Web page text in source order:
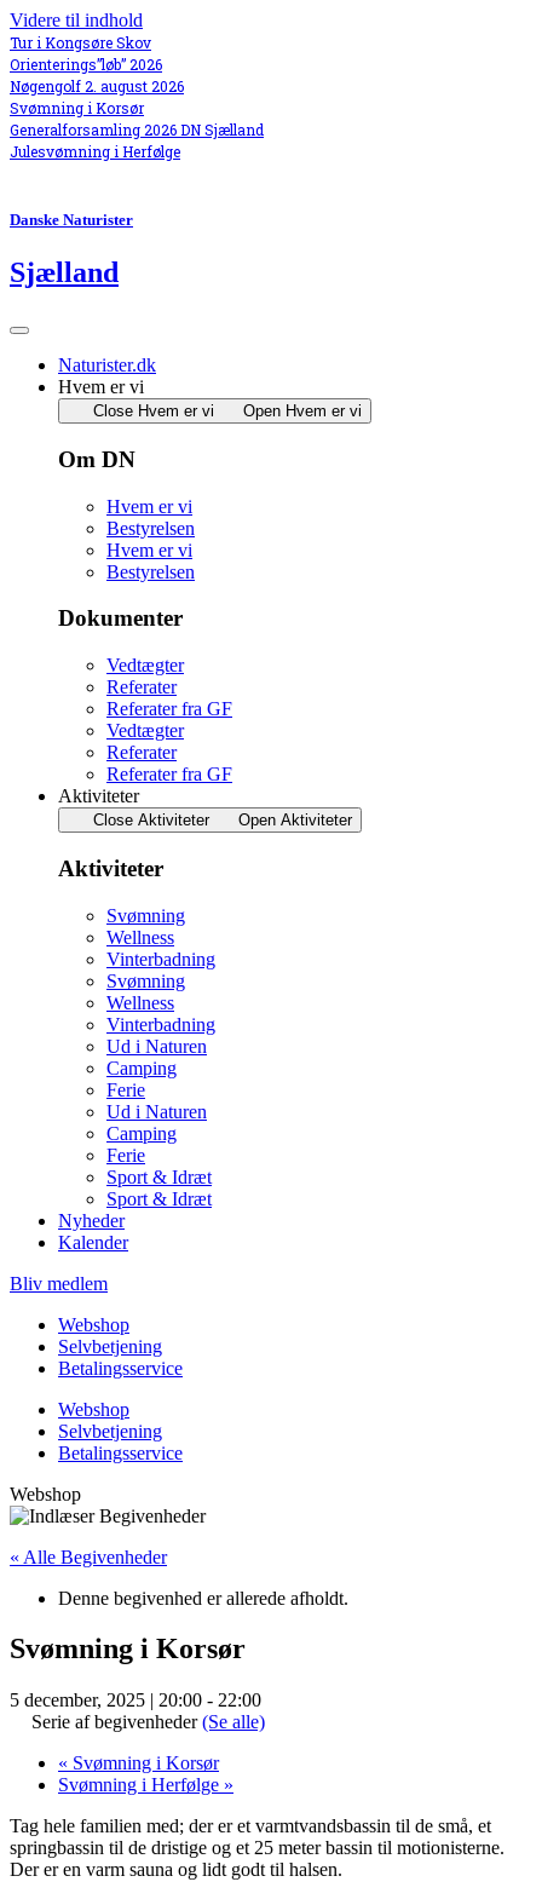
Videre til indhold
Tur i Kongsøre Skov
Orienterings”løb” 2026
Nøgengolf 2. august 2026
Svømning i Korsør
Generalforsamling 2026 DN Sjælland
Julesvømning i Herfølge
Danske Naturister
Sjælland
Naturister.dk
Hvem er vi
Close Hvem er vi Open Hvem er vi
Om DN
Hvem er vi
Bestyrelsen
Hvem er vi
Bestyrelsen
Dokumenter
Vedtægter
Referater
Referater fra GF
Vedtægter
Referater
Referater fra GF
Aktiviteter
Close Aktiviteter Open Aktiviteter
Aktiviteter
Svømning
Wellness
Vinterbadning
Svømning
Wellness
Vinterbadning
Ud i Naturen
Camping
Ferie
Ud i Naturen
Camping
Ferie
Sport & Idræt
Sport & Idræt
Nyheder
Kalender
Bliv medlem
Webshop
Selvbetjening
Betalingsservice
Webshop
Selvbetjening
Betalingsservice
Webshop
« Alle Begivenheder
Denne begivenhed er allerede afholdt.
Svømning i Korsør
5 december, 2025 | 20:00 - 22:00
Serie af begivenheder(Se alle)
« Svømning i Korsør
Svømning i Herfølge »
Tag hele familien med; der er et varmtvandsbassin til de små, et
springbassin til de dristige og et 25 meter bassin til motionisterne.
Der er en varm sauna og lidt godt til halsen.